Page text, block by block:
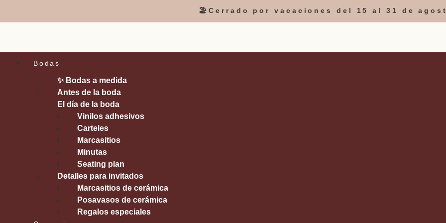
🏖️Cerrado por vacaciones del 15 al 31 de
Bodas
✨ Bodas a medida
Antes de la boda
El día de la boda
Vinilos adhesivos
Carteles
Marcasitios
Minutas
Seating plan
Detalles para invitados
Marcasitios de cerámica
Posavasos de cerámica
Regalos especiales